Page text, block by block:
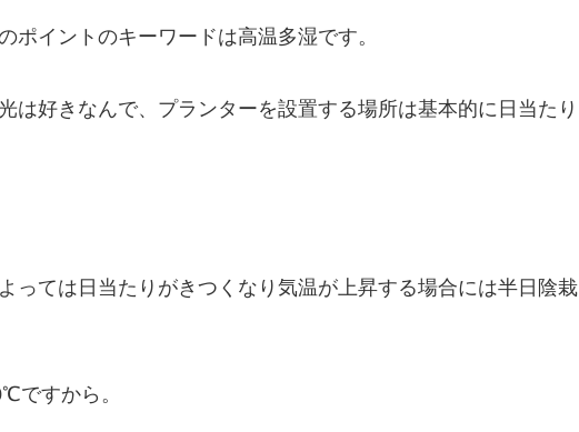
ポイントのキーワードは高温多湿です。
は好きなんで、プランターを設置する場所は基本的に日当たり
っては日当たりがきつくなり気温が上昇する場合には半日陰栽
ですから。